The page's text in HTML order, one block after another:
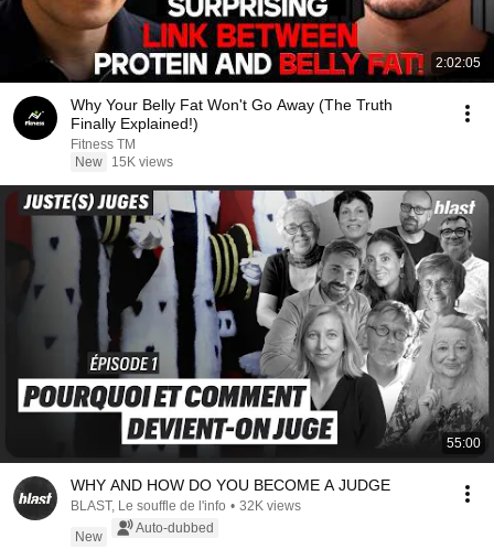
2:02:05
Why Your Belly Fat Won't Go Away (The Truth
Finally Explained!)
Fitness TM
New
15K views
55:00
WHY AND HOW DO YOU BECOME A JUDGE
BLAST, Le souffle de l'info • 32K views
New
Auto-dubbed